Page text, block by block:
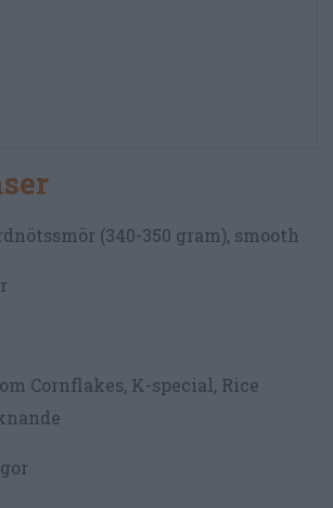
(340-350 gram), smooth
Cornflakes, K-special, Rice